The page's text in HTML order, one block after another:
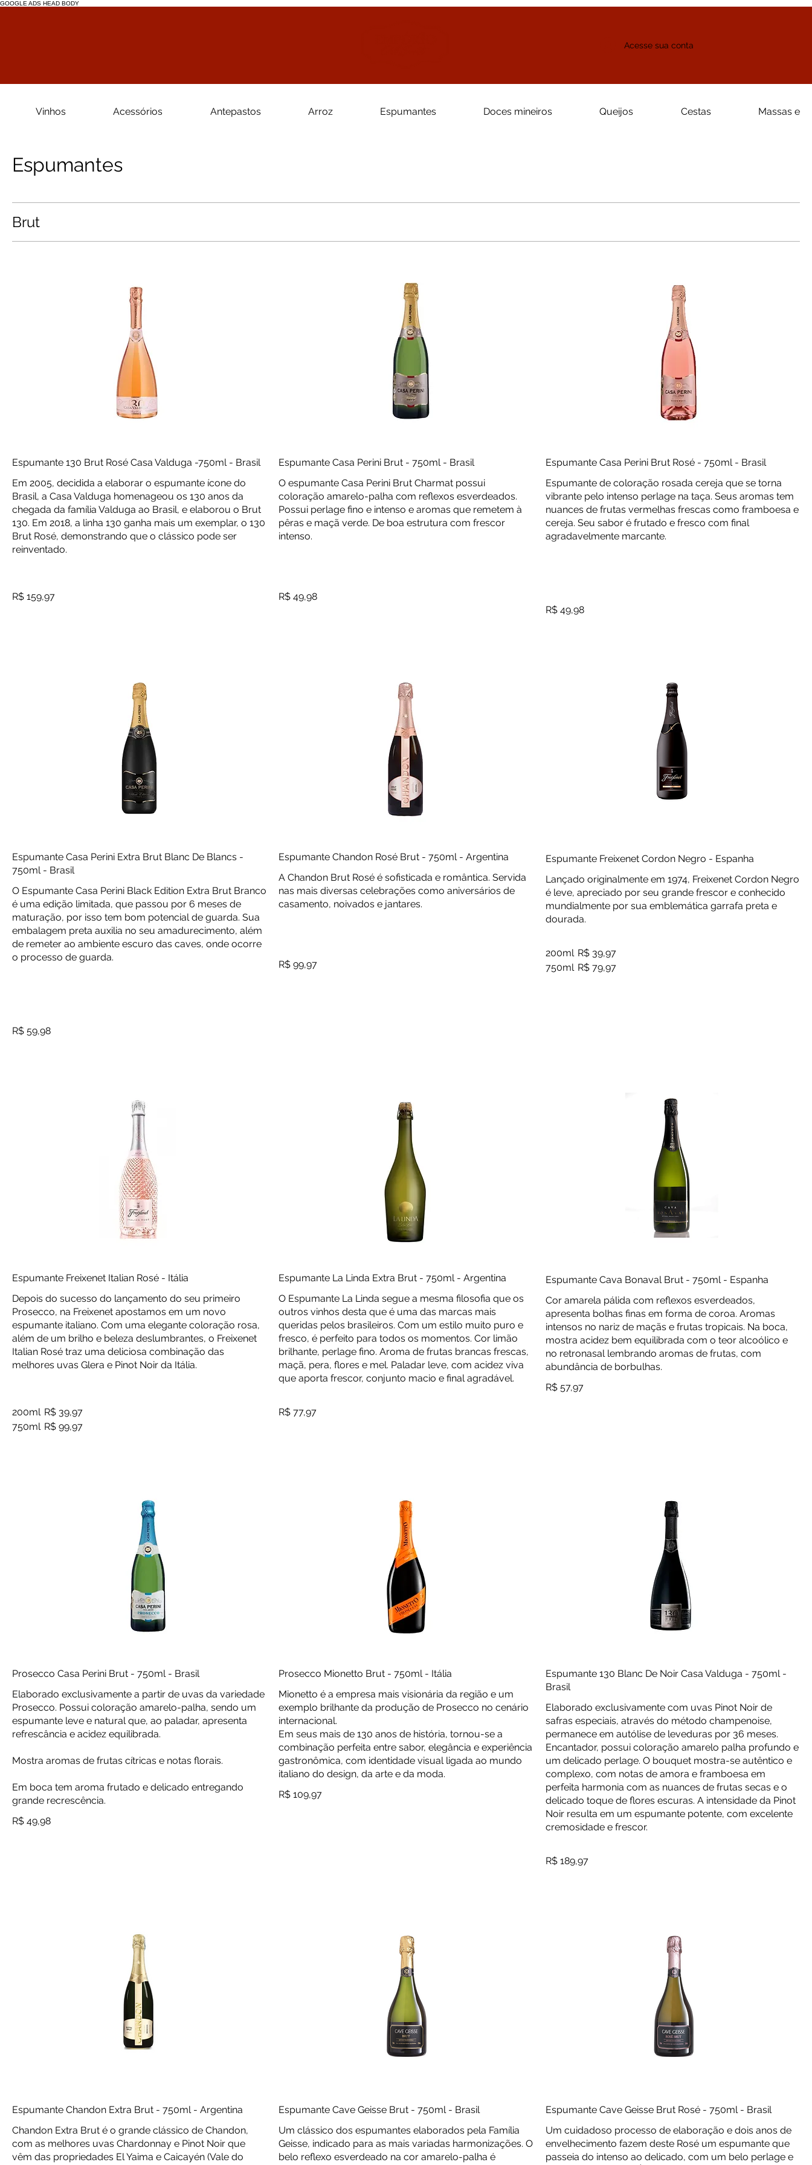
GOOGLE ADS HEAD BODY
Acesse sua conta
Vinhos Acessórios Antepastos Arroz Espumantes Doces mineiros Queijos Cestas Massas e
Espumantes
Brut
Espumante 130 Brut Rosé Casa Valduga -750ml - Brasil
Em 2005, decidida a elaborar o espumante ícone do
Brasil, a Casa Valduga homenageou os 130 anos da
chegada da família Valduga ao Brasil, e elaborou o Brut
130. Em 2018, a linha 130 ganha mais um exemplar, o 130
Brut Rosé, demonstrando que o clássico pode ser
reinventado.
R$ 159,97
Espumante Casa Perini Brut - 750ml - Brasil
O espumante Casa Perini Brut Charmat possui
coloração amarelo-palha com reflexos esverdeados.
Possui perlage fino e intenso e aromas que remetem à
pêras e maçã verde. De boa estrutura com frescor
intenso.
R$ 49,98
Espumante Casa Perini Brut Rosé - 750ml - Brasil
Espumante de coloração rosada cereja que se torna
vibrante pelo intenso perlage na taça. Seus aromas tem
nuances de frutas vermelhas frescas como framboesa e
cereja. Seu sabor é frutado e fresco com final
agradavelmente marcante.
R$ 49,98
Espumante Casa Perini Extra Brut Blanc De Blancs -
750ml - Brasil
O Espumante Casa Perini Black Edition Extra Brut Branco
é uma edição limitada, que passou por 6 meses de
maturação, por isso tem bom potencial de guarda. Sua
embalagem preta auxilia no seu amadurecimento, além
de remeter ao ambiente escuro das caves, onde ocorre
o processo de guarda.
R$ 59,98
Espumante Chandon Rosé Brut - 750ml - Argentina
A Chandon Brut Rosé é sofisticada e romântica. Servida
nas mais diversas celebrações como aniversários de
casamento, noivados e jantares.
R$ 99,97
Espumante Freixenet Cordon Negro - Espanha
Lançado originalmente em 1974, Freixenet Cordon Negro
é leve, apreciado por seu grande frescor e conhecido
mundialmente por sua emblemática garrafa preta e
dourada.
200ml R$ 39,97
750ml R$ 79,97
Espumante Freixenet Italian Rosé - Itália
Depois do sucesso do lançamento do seu primeiro
Prosecco, na Freixenet apostamos em um novo
espumante italiano. Com uma elegante coloração rosa,
além de um brilho e beleza deslumbrantes, o Freixenet
Italian Rosé traz uma deliciosa combinação das
melhores uvas Glera e Pinot Noir da Itália.
200ml R$ 39,97
750ml R$ 99,97
Espumante La Linda Extra Brut - 750ml - Argentina
O Espumante La Linda segue a mesma filosofia que os
outros vinhos desta que é uma das marcas mais
queridas pelos brasileiros. Com um estilo muito puro e
fresco, é perfeito para todos os momentos. Cor limão
brilhante, perlage fino. Aroma de frutas brancas frescas,
maçã, pera, flores e mel. Paladar leve, com acidez viva
que aporta frescor, conjunto macio e final agradável.
R$ 77,97
Espumante Cava Bonaval Brut - 750ml - Espanha
Cor amarela pálida com reflexos esverdeados,
apresenta bolhas finas em forma de coroa. Aromas
intensos no nariz de maçãs e frutas tropicais. Na boca,
mostra acidez bem equilibrada com o teor alcoólico e
no retronasal lembrando aromas de frutas, com
abundância de borbulhas.
R$ 57,97
Prosecco Casa Perini Brut - 750ml - Brasil
Elaborado exclusivamente a partir de uvas da variedade
Prosecco. Possui coloração amarelo-palha, sendo um
espumante leve e natural que, ao paladar, apresenta
refrescância e acidez equilibrada.
Mostra aromas de frutas cítricas e notas florais.
Em boca tem aroma frutado e delicado entregando
grande recrescência.
R$ 49,98
Prosecco Mionetto Brut - 750ml - Itália
Mionetto é a empresa mais visionária da região e um
exemplo brilhante da produção de Prosecco no cenário
internacional.
Em seus mais de 130 anos de história, tornou-se a
combinação perfeita entre sabor, elegância e experiência
gastronômica, com identidade visual ligada ao mundo
italiano do design, da arte e da moda.
R$ 109,97
Espumante 130 Blanc De Noir Casa Valduga - 750ml -
Brasil
Elaborado exclusivamente com uvas Pinot Noir de
safras especiais, através do método champenoise,
permanece em autólise de leveduras por 36 meses.
Encantador, possui coloração amarelo palha profundo e
um delicado perlage. O bouquet mostra-se autêntico e
complexo, com notas de amora e framboesa em
perfeita harmonia com as nuances de frutas secas e o
delicado toque de flores escuras. A intensidade da Pinot
Noir resulta em um espumante potente, com excelente
cremosidade e frescor.
R$ 189,97
Espumante Chandon Extra Brut - 750ml - Argentina
Chandon Extra Brut é o grande clássico de Chandon,
com as melhores uvas Chardonnay e Pinot Noir que
vêm das propriedades El Yaima e Caicayén (Vale do
Espumante Cave Geisse Brut - 750ml - Brasil
Um clássico dos espumantes elaborados pela Família
Geisse, indicado para as mais variadas harmonizações. O
belo reflexo esverdeado na cor amarelo-palha é
Espumante Cave Geisse Brut Rosé - 750ml - Brasil
Um cuidadoso processo de elaboração e dois anos de
envelhecimento fazem deste Rosé um espumante que
passeia do intenso ao delicado, com um belo perlage e